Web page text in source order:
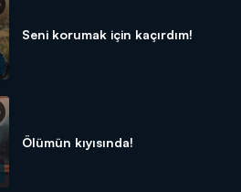
Seni korumak için kaçırdım!
Ölümün kıyısında!